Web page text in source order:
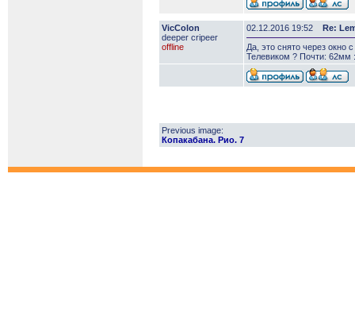
VicColon
deeper сripeer
offline
02.12.2016 19:52
Re:
Да, это снято через окно
Телевиком ? Почти: 62мм
Previous image:
Копакабана. Рио. 7